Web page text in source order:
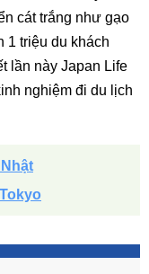
cát trắng như gạo
1 triệu du khách
lần này Japan Life
nghiệm đi du lịch